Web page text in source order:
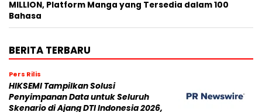
MILLION, Platform Manga yang Tersedia dalam 100
Bahasa
BERITA TERBARU
Pers Rilis
HIKSEMI Tampilkan Solusi
Penyimpanan Data untuk Seluruh
Skenario di Ajang DTI Indonesia 2026,